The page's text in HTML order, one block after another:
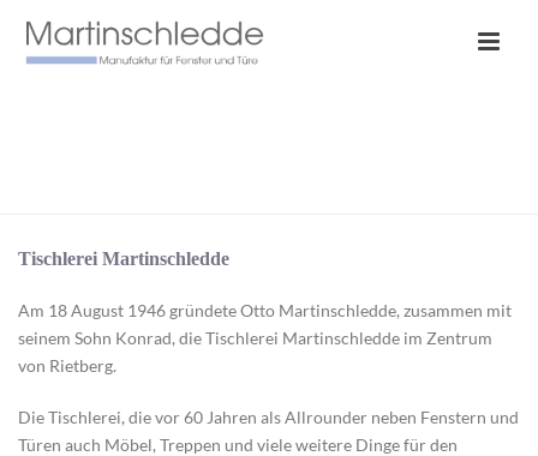
Tischlerei Martinschledde
Am 18 August 1946 gründete Otto Martinschledde, zusammen mit
seinem Sohn Konrad, die Tischlerei Martinschledde im Zentrum
von Rietberg.
Die Tischlerei, die vor 60 Jahren als Allrounder neben Fenstern und
Türen auch Möbel, Treppen und viele weitere Dinge für den